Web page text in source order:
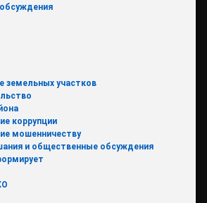
земельных участков
коррупции
мошенничеству
и общественные обсуждения